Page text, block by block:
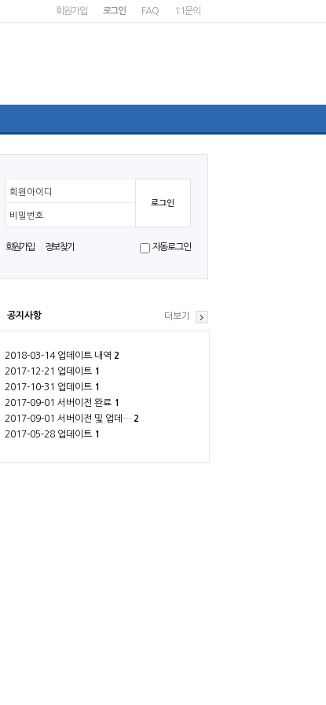
회원가입 로그인 FAQ 1:1문의
회원아이디
비밀번호
회원가입 정보찾기 자동로그인
공지사항
2018-03-14 업데이트 내역 2
2017-12-21 업데이트 1
2017-10-31 업데이트 1
2017-09-01 서버이전 완료 1
2017-09-01 서버이전 및 업데… 2
2017-05-28 업데이트 1
더보기